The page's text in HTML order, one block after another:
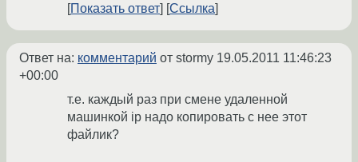
Показать ответ
Ссылка
Ответ на: комментарий от stormy 19.05.2011 11:46:23
+00:00
т.е. каждый раз при смене удаленной
машинкой ip надо копировать с нее этот
файлик?